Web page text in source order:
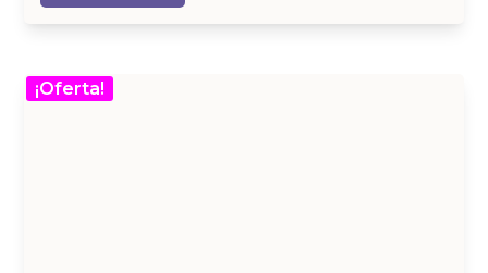
¡Oferta!